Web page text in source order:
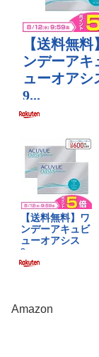
Amazon